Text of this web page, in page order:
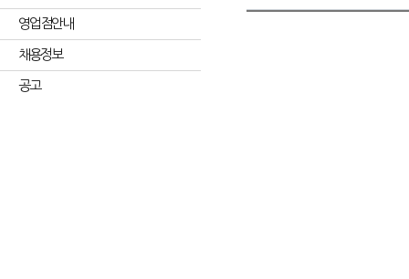
영업점안내
채용정보
공고